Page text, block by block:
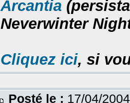
Arcantia
Neverwinter
Cliquez ici, si
Posté le : 17/04/